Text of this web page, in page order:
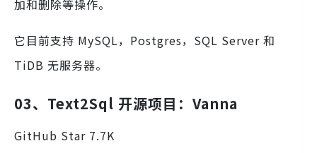
加和删除等操作。
它目前支持 MySQL，Postgres，SQL Server 和
TiDB 无服务器。
03、Text2Sql 开源项目：Vanna
GitHub Star 7.7K